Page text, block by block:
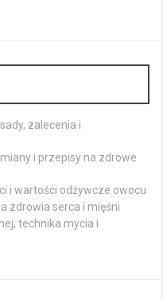
zalecenia i
i przepisy na zdrowe
i wartości odżywcze owocu
zdrowia serca i mięśni
technika mycia i